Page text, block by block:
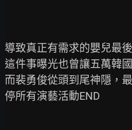
導致真正有需求的嬰兒最
這件事曝光也曾讓五萬韓
而裴勇俊從頭到尾神隱，
停所有演藝活動END